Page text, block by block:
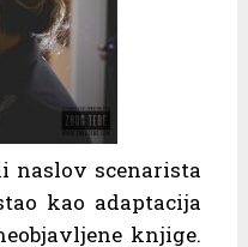
naslov scenarista
kao adaptacija
knjige.